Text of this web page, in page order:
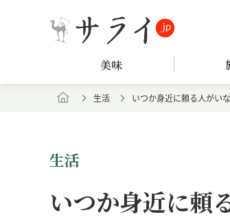
美味
生活 いつか身近に頼る人がい
生活
いつか身近に頼